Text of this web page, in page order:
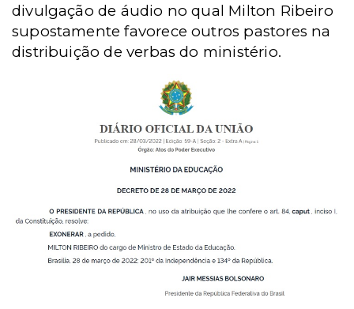
divulgação de áudio no qual Milton Ribeiro
supostamente favorece outros pastores na
distribuição de verbas do ministério.